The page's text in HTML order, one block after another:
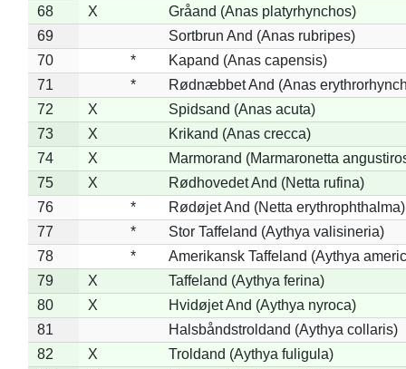
68
X
Gråand (Anas platyrhynchos)
69
Sortbrun And (Anas rubripes)
70
*
Kapand (Anas capensis)
71
*
Rødnæbbet And (Anas
72
X
Spidsand (Anas acuta)
73
X
Krikand (Anas crecca)
74
X
Marmorand (Marmaronetta
75
X
Rødhovedet And (Netta rufina)
76
*
Rødøjet And (Netta erythrophthalma)
77
*
Stor Taffeland (Aythya valisineria)
78
*
Amerikansk Taffeland (Aythya
79
X
Taffeland (Aythya ferina)
80
X
Hvidøjet And (Aythya nyroca)
81
Halsbåndstroldand (Aythya collaris)
82
X
Troldand (Aythya fuligula)